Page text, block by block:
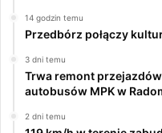
14 godzin temu
Przedbórz połączy
3 dni temu
Trwa remont
autobusów MPK w
2 dni temu